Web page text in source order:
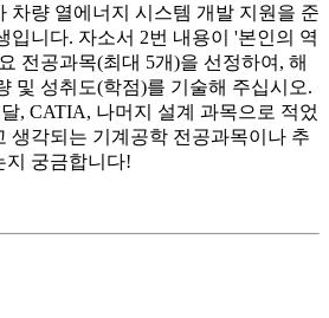
차량 열에너지 시스템 개발 지원을 준
입니다. 자소서 2번 내용이 '본인의 역
전공과목(최대 5개)을 선정하여, 해
및 성취도(학점)를 기술해 주십시오.
, CATIA, 나머지 설계 과목으로 적었
생각되는 기계공학 전공과목이나 추
지 궁금합니다!